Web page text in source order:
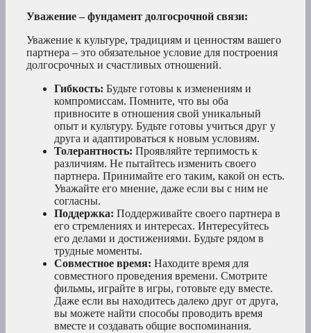
Уважение – фундамент долгосрочной связи:
Уважение к культуре, традициям и ценностям вашего
партнера – это обязательное условие для построения
долгосрочных и счастливых отношений.
Гибкость: Будьте готовы к изменениям и
компромиссам. Помните, что вы оба
привносите в отношения свой уникальный
опыт и культуру. Будьте готовы учиться друг у
друга и адаптироваться к новым условиям.
Толерантность: Проявляйте терпимость к
различиям. Не пытайтесь изменить своего
партнера. Принимайте его таким, какой он есть.
Уважайте его мнение, даже если вы с ним не
согласны.
Поддержка: Поддерживайте своего партнера в
его стремлениях и интересах. Интересуйтесь
его делами и достижениями. Будьте рядом в
трудные моменты.
Совместное время: Находите время для
совместного проведения времени. Смотрите
фильмы, играйте в игры, готовьте еду вместе.
Даже если вы находитесь далеко друг от друга,
вы можете найти способы проводить время
вместе и создавать общие воспоминания.